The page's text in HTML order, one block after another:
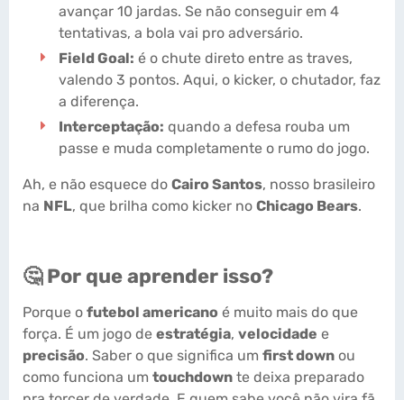
avançar 10 jardas. Se não conseguir em 4
tentativas, a bola vai pro adversário.
Field Goal: é o chute direto entre as traves,
valendo 3 pontos. Aqui, o kicker, o chutador, faz
a diferença.
Interceptação: quando a defesa rouba um
passe e muda completamente o rumo do jogo.
Ah, e não esquece do Cairo Santos, nosso brasileiro
na NFL, que brilha como kicker no Chicago Bears.
🤔 Por que aprender isso?
Porque o futebol americano é muito mais do que
força. É um jogo de estratégia, velocidade e
precisão. Saber o que significa um first down ou
como funciona um touchdown te deixa preparado